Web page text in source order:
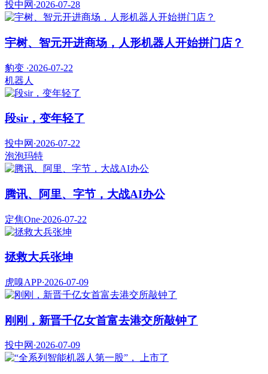
投中网 ·2026-07-28
宇树、智元开进商场，人形机器人开始拼门店？
豹变 ·2026-07-22
机器人
段sir，变年轻了
投中网 ·2026-07-22
泡泡玛特
腾讯、阿里、字节，大战AI办公
定焦One·2026-07-22
拯救大兵张坤
虎嗅APP·2026-07-09
刚刚，新晋千亿女首富去港交所敲钟了
投中网 ·2026-07-09